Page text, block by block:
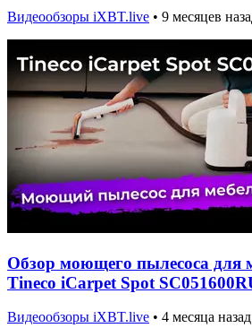
Видеообзоры iXBT.live • 9 месяцев
Обзор моющего пылесоса для
Tineco iCarpet Spot
Видеообзоры iXBT.live • 4 месяца назад